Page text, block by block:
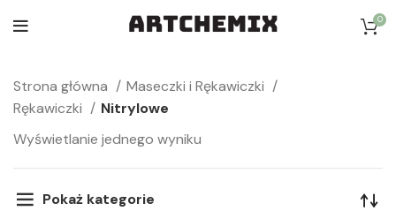
0
Strona główna
Maseczki i Rękawiczki
Rękawiczki
Nitrylowe
Wyświetlanie jednego wyniku
Pokaż kategorie